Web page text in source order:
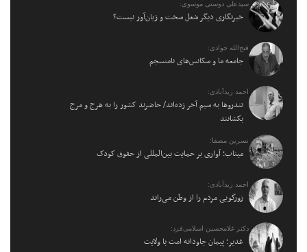
سیدعلی دوستی موسوی:
خبرنگاری دیگر شغل سخت و زیان‌آور نیست؟
فتح‌الله جوادی:
جامعه ما و سکانس‌های نامنسجم
احمد زیدآبادی:
تندروها به سیم آخر زده‌اند/ حاضرند کشور را به هرج و مرج
بکشانند
نسرین مصفا:
میناب؛ آواری بر حمایت بین‌المللی از حقوق کودک
احمد زیدآبادی:
زورگویی مردم را از وطن می‌راند
دکتر غلامحسین اسلامی‌فرد:
غدیر؛ پیمان جاودانه امت با ولایت